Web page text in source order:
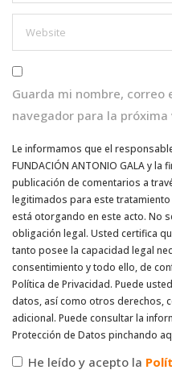
Guarda mi nombre, correo
navegador para la
Le informamos que el
FUNDACIÓN ANTONIO GALA y
publicación de comentarios a
legitimados para este
está otorgando en este acto. No
obligación legal. Usted certifica
tanto posee la capacidad legal
consentimiento y todo ello, de
Política de Privacidad. Puede
datos, así como otros derechos,
adicional. Puede consultar la
Protección de Datos pinchando
He leído y acepto la